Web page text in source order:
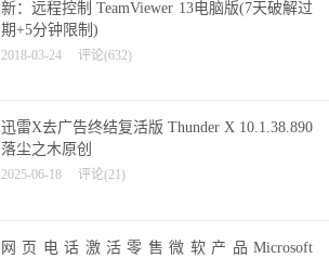
新：远程控制 TeamViewer 13电脑版(7天破解过
期+5分钟限制)
2018-03-24 评论(632)
迅雷X去广告终结复活版 Thunder X 10.1.38.890
落尘之木原创
2025-06-18 评论(21)
网页电话激活零售微软产品Microsoft